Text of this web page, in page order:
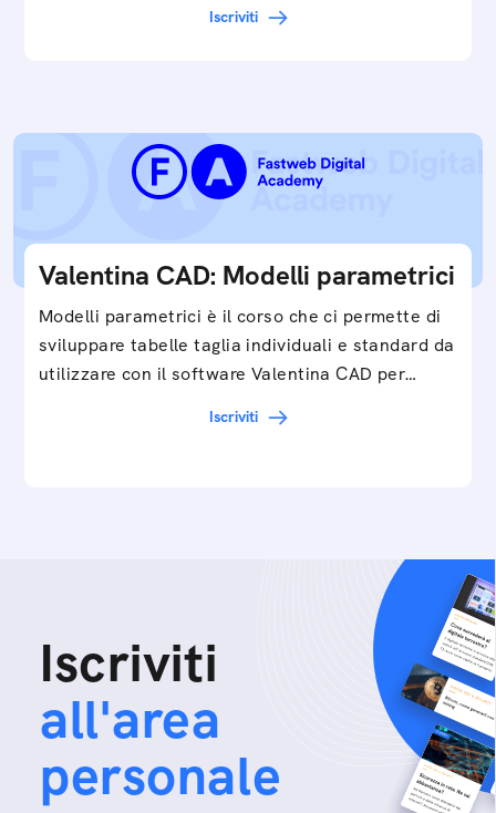
Iscriviti
Valentina CAD: Modelli parametrici
Modelli parametrici è il corso che ci permette di
sviluppare tabelle taglia individuali e standard da
utilizzare con il software Valentina CAD per…
Iscriviti
Iscriviti
all'area
personale